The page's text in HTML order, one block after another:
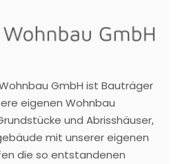
GmbH ist Bauträger
eigenen Wohnbau
und Abrisshäuser,
mit unserer eigenen
die so entstandenen